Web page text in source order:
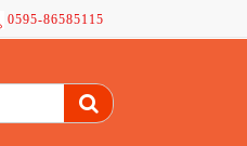
0595-86585115